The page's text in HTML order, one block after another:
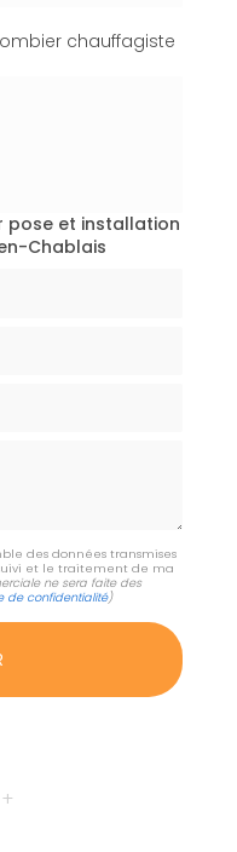
chauffagiste
pose et installation
Chablais
des données transmises
et le traitement de ma
ne sera faite des
de confidentialité)